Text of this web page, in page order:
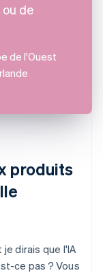
de
de l'Ouest
produits
dirais que l'IA
ce pas ? Vous